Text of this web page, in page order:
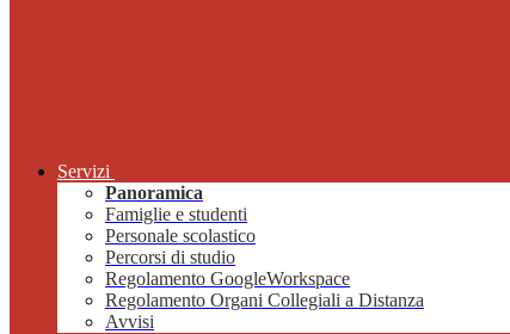
Servizi
Panoramica
Famiglie e studenti
Personale scolastico
Percorsi di studio
Regolamento GoogleWorkspace
Regolamento Organi Collegiali a Distanza
Avvisi